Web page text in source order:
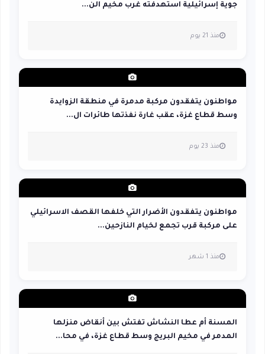
جوية إسرائيلية استهدفته غرب مخيم الن...
منذ 21 يوم
مواطنون يتفقدون مركبة مدمرة في منطقة الزوايدة
وسط قطاع غزة، عقب غارة نفذتها طائرات ال...
منذ 23 يوم
مواطنون يتفقدون الأضرار التي خلفها القصف الاسرائيلي
على مركبة قرب تجمع لخيام النازحين...
منذ 1 شهر
المسنة أم عطا النشاش تفتش بين أنقاض منزلها
المدمر في مخيم البريج وسط قطاع غزة، في محا...